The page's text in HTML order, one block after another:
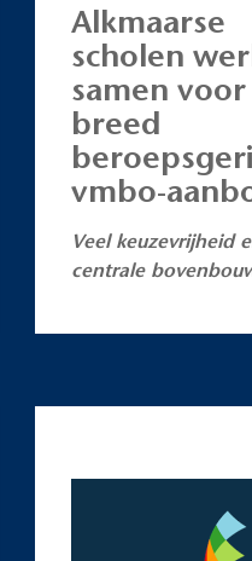
Alkmaarse
scholen
samen voor
breed
vmbo-
Veel keuzevrijheid
centrale